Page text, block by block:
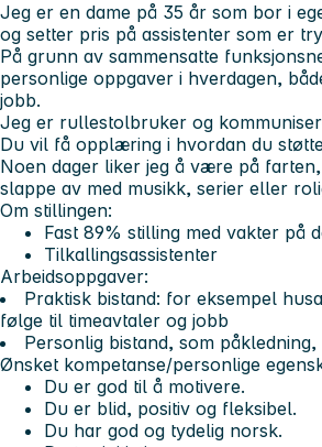
Jeg er en dame på 35 år som bor i
og setter pris på assistenter som er
På grunn av sammensatte
personlige oppgaver i hverdagen,
jobb.
Jeg er rullestolbruker og
Du vil få opplæring i hvordan du
Noen dager liker jeg å være på
slappe av med musikk, serier eller
Om stillingen:
Fast 89% stilling med vakter på
Tilkallingsassistenter
Arbeidsoppgaver:
Praktisk bistand: for eksempel
følge til timeavtaler og jobb
Personlig bistand, som
Ønsket kompetanse/personlige
Du er god til å motivere.
Du er blid, positiv og fleksibel.
Du har god og tydelig norsk.